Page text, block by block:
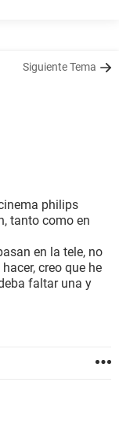
Siguiente Tema
philips
tanto como en
en la tele, no
creo que he
faltar una y